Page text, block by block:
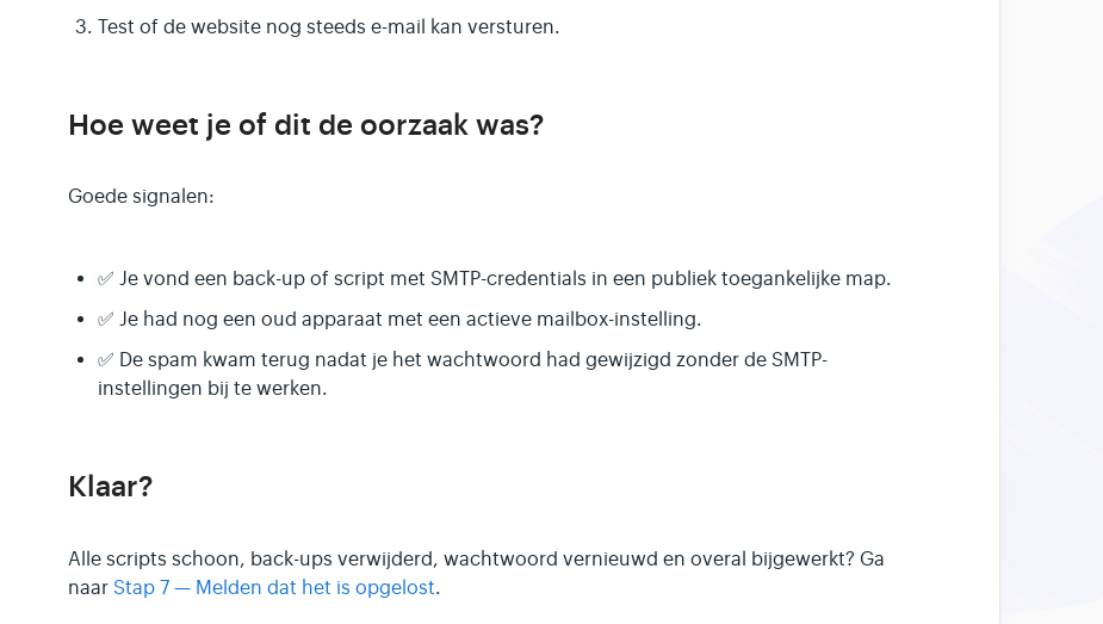
Test of de website nog steeds e-mail kan versturen.
Hoe weet je of dit de oorzaak was?
Goede signalen:
✅ Je vond een back-up of script met SMTP-credentials in een publiek toegankelijke map.
✅ Je had nog een oud apparaat met een actieve mailbox-instelling.
✅ De spam kwam terug nadat je het wachtwoord had gewijzigd zonder de SMTP-
instellingen bij te werken.
Klaar?
Alle scripts schoon, back-ups verwijderd, wachtwoord vernieuwd en overal bijgewerkt? Ga
naar Stap 7 — Melden dat het is opgelost.